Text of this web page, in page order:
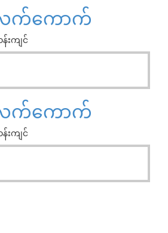
ကောက်
းကျင်
ကောက်
းကျင်